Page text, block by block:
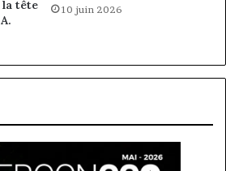
la tête
10 juin 2026